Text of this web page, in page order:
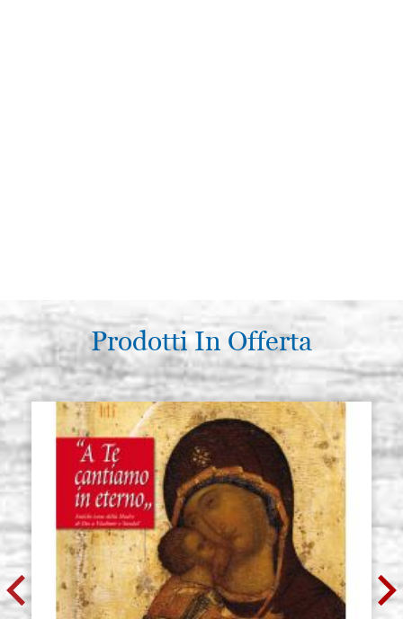
Prodotti In Offerta